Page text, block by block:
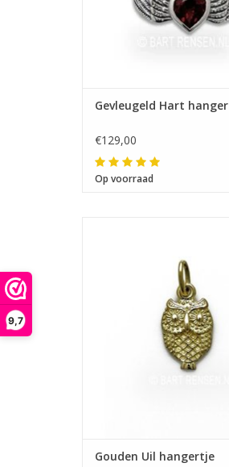
9,7
Gevleugeld Hart hanger
€129,00
Op voorraad
Gouden Uil hangertje